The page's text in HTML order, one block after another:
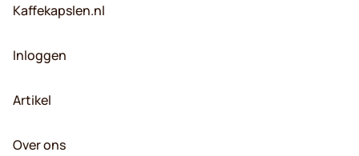
Kaffekapslen.nl
Inloggen
Artikel
Over ons